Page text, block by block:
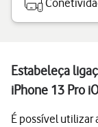
Estabeleça
iPhone 13 Pro
É possível utilizar